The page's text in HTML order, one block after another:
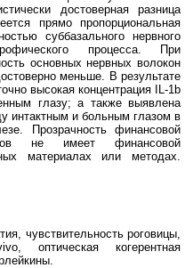
достоверная разница
прямо пропорциональная
суббазального нервного
процесса. При
основных нервных волокон
меньше. В результате
высокая концентрация IL-1b
глазу; а также выявлена
интактным и больным глазом в
Прозрачность финансовой
не имеет финансовой
материалах или методах.
чувствительность роговицы,
оптическая когерентная